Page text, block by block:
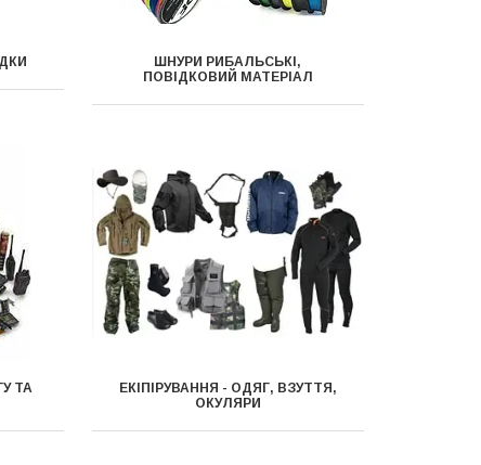
ШНУРИ РИБАЛЬСЬКІ,
ПОВІДКОВИЙ МАТЕРІАЛ
ТА
ЕКІПІРУВАННЯ - ОДЯГ, ВЗУТТЯ,
ОКУЛЯРИ